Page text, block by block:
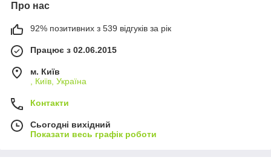
Про нас
92% позитивних з 539 відгуків за рік
Працює з 02.06.2015
м. Київ
, Київ, Україна
Контакти
Сьогодні вихідний
Показати весь графік роботи